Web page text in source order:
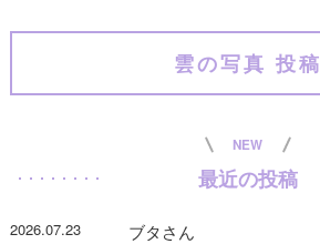
雲の写真 投稿
NEW
最近の投稿
2026.07.23 ブタさん